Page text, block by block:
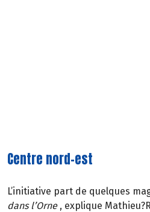
Centre nord-est
L’initiative part de quelques
dans l’Orne, explique